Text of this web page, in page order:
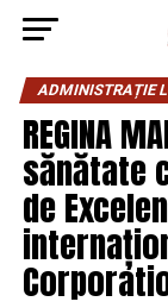
ADMINISTRAȚIE
REGINA
sănătate
de